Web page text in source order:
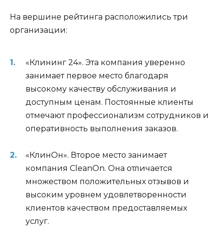
На вершине рейтинга расположились три
организации:
«Клининг 24». Эта компания уверенно
занимает первое место благодаря
высокому качеству обслуживания и
доступным ценам. Постоянные клиенты
отмечают профессионализм сотрудников и
оперативность выполнения заказов.
«КлинОн». Второе место занимает
компания CleanOn. Она отличается
множеством положительных отзывов и
высоким уровнем удовлетворенности
клиентов качеством предоставляемых
услуг.